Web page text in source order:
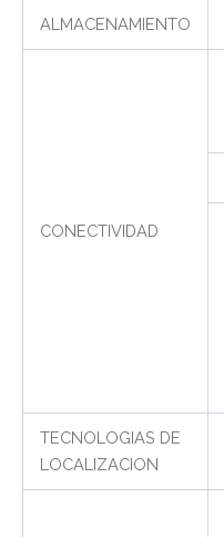
ALMACENAMIENTO
CONECTIVIDAD
TECNOLOGIAS DE
LOCALIZACION